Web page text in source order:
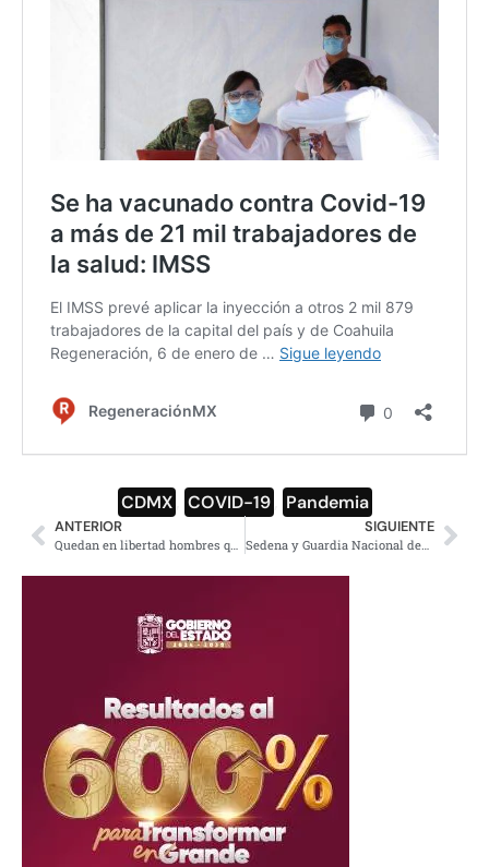
CDMX COVID-19 Pandemia
ANTERIOR
Quedan en libertad hombres que mutilaron esculturas del monumento a Cuauhtémoc
SIGUIENTE
Sedena y Guardia Nacional desmantelan ‘narcolaboratorio’ en Guerrero